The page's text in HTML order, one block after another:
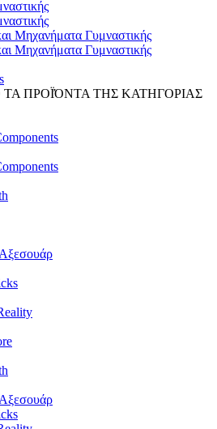
Μηχανήματα Γυμναστικής
Μηχανήματα Γυμναστικής
ΠΡΟΪΌΝΤΑ ΤΗΣ ΚΑΤΗΓΟΡΙΑΣ